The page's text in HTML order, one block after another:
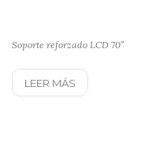
Soporte reforzado LCD 70″
LEER MÁS